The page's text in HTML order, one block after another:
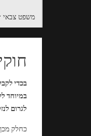
משפט צבאי
בכדי
במיוחד
לגרום
כחלק